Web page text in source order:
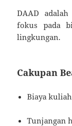
DAAD
fokus pada
lingkungan.
Cakupan
Biaya
Tunjangan